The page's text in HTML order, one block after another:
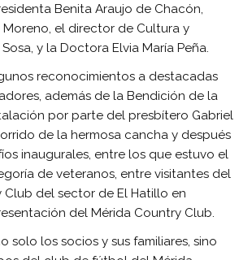
Benita Araujo de Chacón,
Moreno, el director de Cultura y
y la Doctora Elvia María Peña.
reconocimientos a destacadas
además de la Bendición de la
por parte del presbítero Gabriel
de la hermosa cancha y después
inaugurales, entre los que estuvo el
de veteranos, entre visitantes del
del sector de El Hatillo en
del Mérida Country Club.
solo los socios y sus familiares, sino